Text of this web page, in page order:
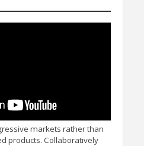
markets rather than
products. Collaboratively